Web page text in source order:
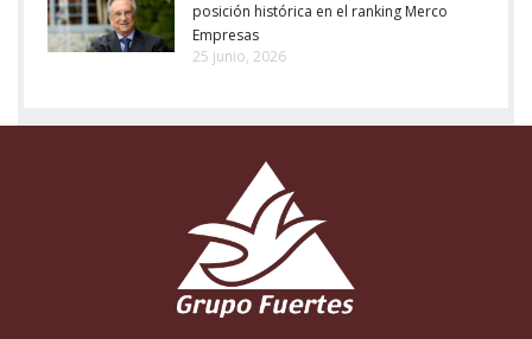
posición histórica en el ranking Merco
Empresas
25 junio, 2026